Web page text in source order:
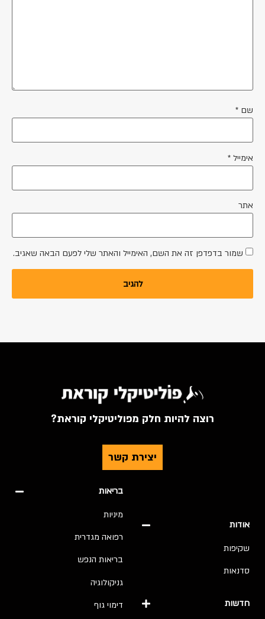
שם *
אימייל *
אתר
שמור בדפדפן זה את השם, האימייל והאתר שלי לפעם הבאה שאגיב.
רוצה להיות חלק מפוליטיקלי קוראת?
יצירת קשר
אודות
שקיפות
סדנאות
חדשות
בריאות
מיניות
רפואה מגדרית
בריאות הנפש
גניקולוגיה
דימוי גוף